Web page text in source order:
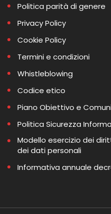
Politica parità di genere
Privacy Policy
Cookie Policy
Termini e condizioni
Whistleblowing
Codice etico
Piano Obiettivo e
Politica Sicurezza
Modello esercizio dei
dei dati personali
Informativa annuale